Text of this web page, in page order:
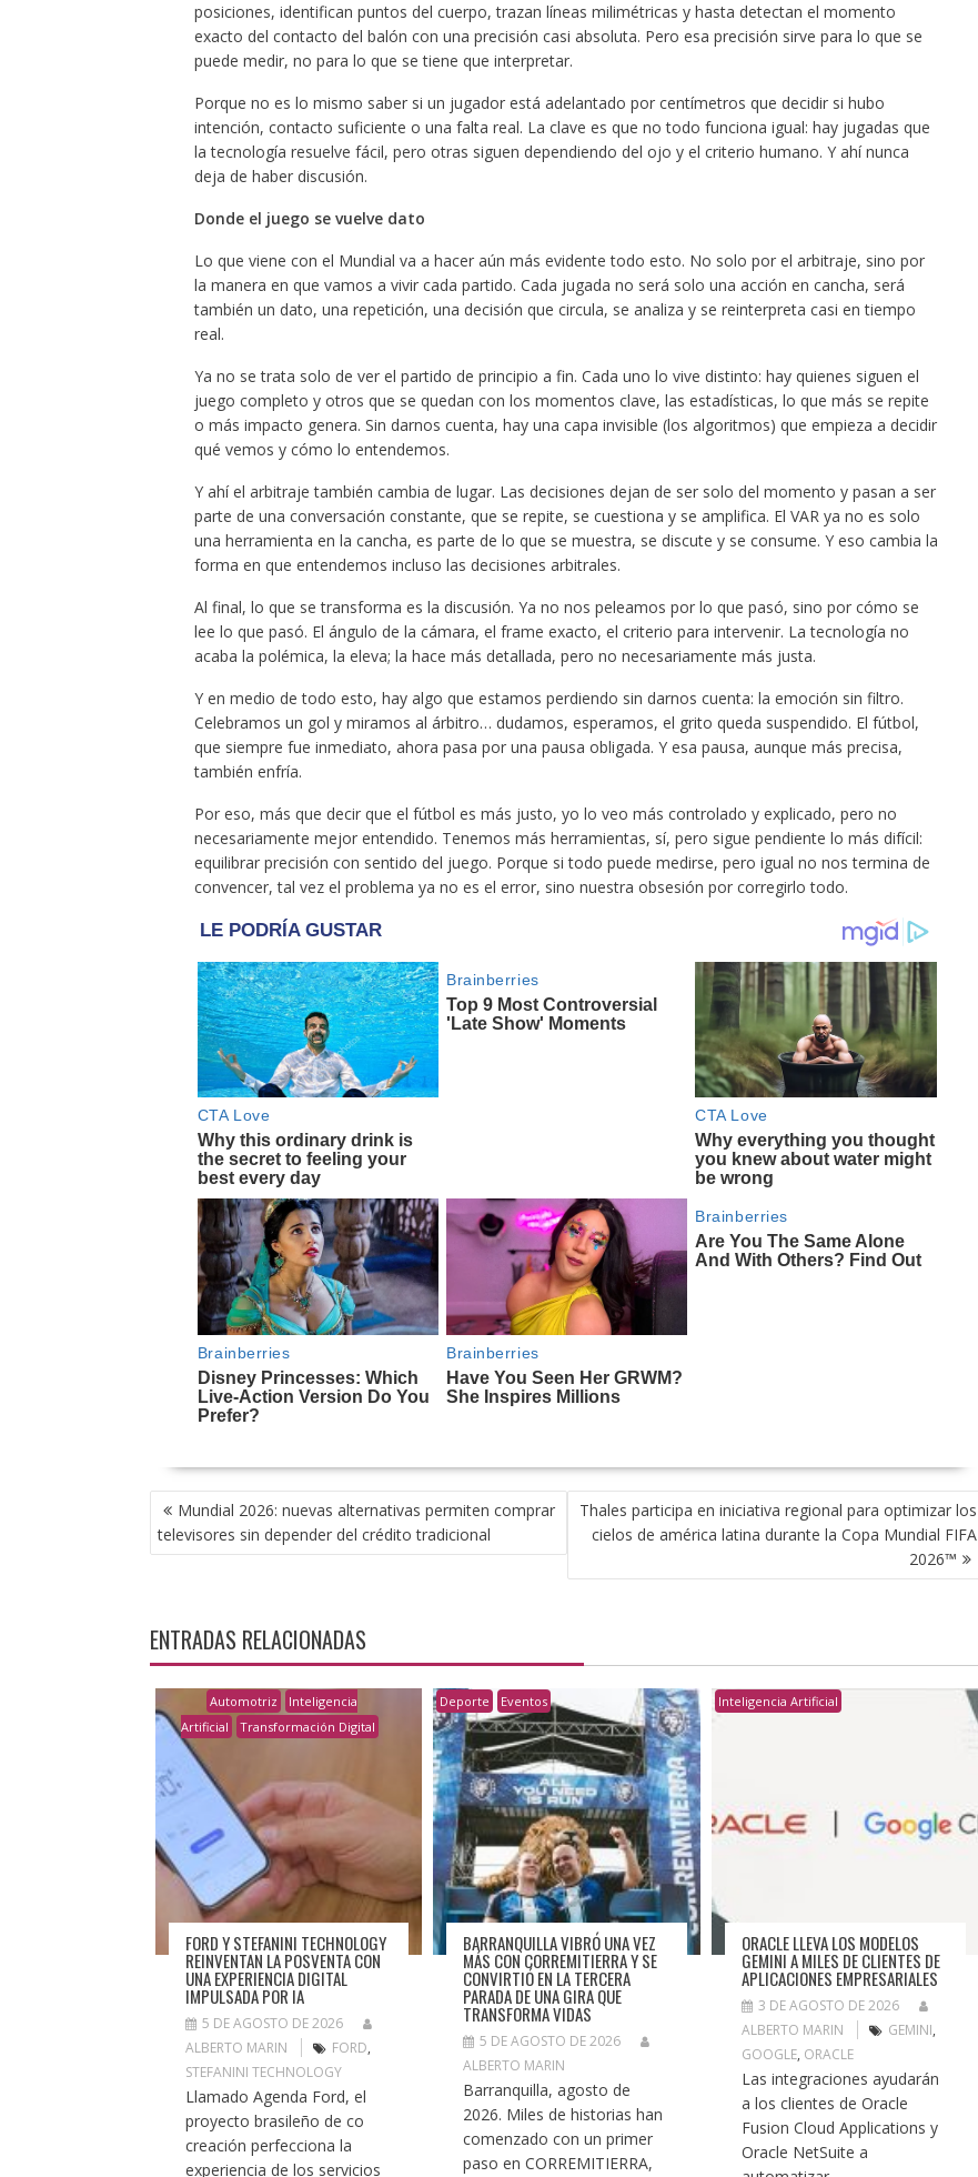
posiciones, identifican puntos del cuerpo, trazan líneas milimétricas y hasta detectan el momento
exacto del contacto del balón con una precisión casi absoluta. Pero esa precisión sirve para lo que se
puede medir, no para lo que se tiene que interpretar.
Porque no es lo mismo saber si un jugador está adelantado por centímetros que decidir si hubo
intención, contacto suficiente o una falta real. La clave es que no todo funciona igual: hay jugadas que
la tecnología resuelve fácil, pero otras siguen dependiendo del ojo y el criterio humano. Y ahí nunca
deja de haber discusión.
Donde el juego se vuelve dato
Lo que viene con el Mundial va a hacer aún más evidente todo esto. No solo por el arbitraje, sino por
la manera en que vamos a vivir cada partido. Cada jugada no será solo una acción en cancha, será
también un dato, una repetición, una decisión que circula, se analiza y se reinterpreta casi en tiempo
real.
Ya no se trata solo de ver el partido de principio a fin. Cada uno lo vive distinto: hay quienes siguen el
juego completo y otros que se quedan con los momentos clave, las estadísticas, lo que más se repite
o más impacto genera. Sin darnos cuenta, hay una capa invisible (los algoritmos) que empieza a decidir
qué vemos y cómo lo entendemos.
Y ahí el arbitraje también cambia de lugar. Las decisiones dejan de ser solo del momento y pasan a ser
parte de una conversación constante, que se repite, se cuestiona y se amplifica. El VAR ya no es solo
una herramienta en la cancha, es parte de lo que se muestra, se discute y se consume. Y eso cambia la
forma en que entendemos incluso las decisiones arbitrales.
Al final, lo que se transforma es la discusión. Ya no nos peleamos por lo que pasó, sino por cómo se
lee lo que pasó. El ángulo de la cámara, el frame exacto, el criterio para intervenir. La tecnología no
acaba la polémica, la eleva; la hace más detallada, pero no necesariamente más justa.
Y en medio de todo esto, hay algo que estamos perdiendo sin darnos cuenta: la emoción sin filtro.
Celebramos un gol y miramos al árbitro… dudamos, esperamos, el grito queda suspendido. El fútbol,
que siempre fue inmediato, ahora pasa por una pausa obligada. Y esa pausa, aunque más precisa,
también enfría.
Por eso, más que decir que el fútbol es más justo, yo lo veo más controlado y explicado, pero no
necesariamente mejor entendido. Tenemos más herramientas, sí, pero sigue pendiente lo más difícil:
equilibrar precisión con sentido del juego. Porque si todo puede medirse, pero igual no nos termina de
convencer, tal vez el problema ya no es el error, sino nuestra obsesión por corregirlo todo.
NAVEGACIÓN
DE
ENTRADAS
Mundial 2026: nuevas alternativas permiten comprar
televisores sin depender del crédito tradicional
Thales participa en iniciativa regional para optimizar los
cielos de américa latina durante la Copa Mundial FIFA
2026™
ENTRADAS RELACIONADAS
Automotriz
Inteligencia
Artificial
Transformación Digital
FORD Y STEFANINI TECHNOLOGY
REINVENTAN LA POSVENTA CON
UNA EXPERIENCIA DIGITAL
IMPULSADA POR IA
5 DE AGOSTO DE 2026
ALBERTO MARIN
FORD,
STEFANINI TECHNOLOGY
Llamado Agenda Ford, el
proyecto brasileño de co
creación perfecciona la
experiencia de los servicios
Deporte Eventos
BARRANQUILLA VIBRÓ UNA VEZ
MÁS CON CORREMITIERRA Y SE
CONVIRTIÓ EN LA TERCERA
PARADA DE UNA GIRA QUE
TRANSFORMA VIDAS
5 DE AGOSTO DE 2026
ALBERTO MARIN
Barranquilla, agosto de
2026. Miles de historias han
comenzado con un primer
paso en CORREMITIERRA,
Inteligencia Artificial
ORACLE LLEVA LOS MODELOS
GEMINI A MILES DE CLIENTES DE
APLICACIONES EMPRESARIALES
3 DE AGOSTO DE 2026
ALBERTO MARIN
GEMINI,
GOOGLE, ORACLE
Las integraciones ayudarán
a los clientes de Oracle
Fusion Cloud Applications y
Oracle NetSuite a